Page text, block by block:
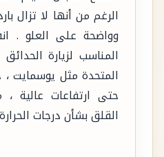
الرغم من أنها لا تزال
وواضحة على العلو .
المناسب لزيارة
المتحدة مثل يوسمايت
حتى ارتفاعات عالية
القلق بشأن درجات